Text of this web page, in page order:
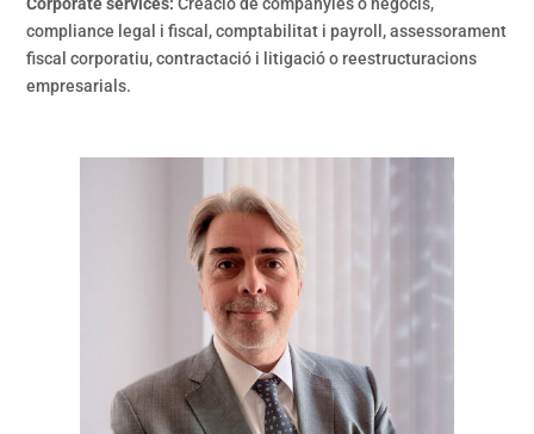
Corporate services: Creació de companyies o negocis,
compliance legal i fiscal, comptabilitat i payroll, assessorament
fiscal corporatiu, contractació i litigació o reestructuracions
empresarials.